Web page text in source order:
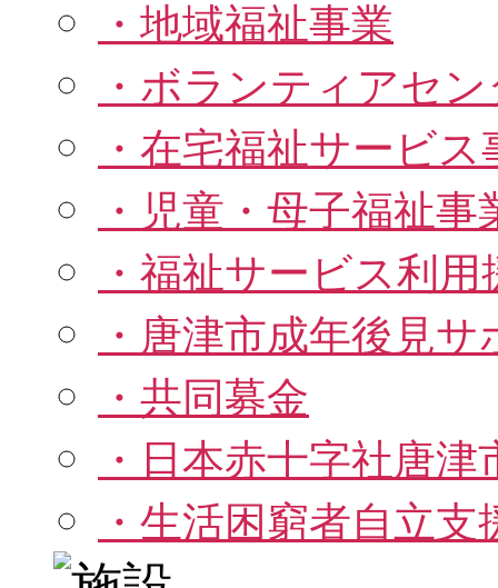
・地域福祉事業
・ボランティアセ
・在宅福祉サービス
・児童・母子福祉事
・福祉サービス利
・唐津市成年後見サ
・共同募金
・日本赤十字社唐津
・生活困窮者自立支